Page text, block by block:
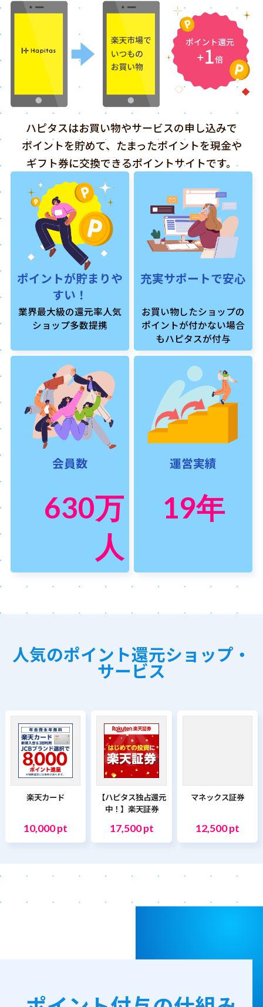
ハピタスはお買い物やサービスの申し込みで
ポイントを貯めて、たまったポイントを現金や
ギフト券に交換できるポイントサイトです。
ポイントが貯まりや
すい！
業界最大級の還元率人気
ショップ多数提携
充実サポートで安心
お買い物したショップの
ポイントが付かない場合
もハピタスが付与
会員数
630万
人
運営実績
19年
人気のポイント還元ショップ・
サービス
楽天カード
10,000 pt
【ハピタス独占還元
中！】楽天証券
17,500 pt
マネックス証券
12,500 pt